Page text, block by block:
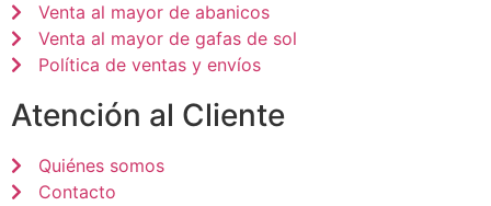
Venta al mayor de abanicos
Venta al mayor de gafas de sol
Política de ventas y envíos
Atención al Cliente
Quiénes somos
Contacto